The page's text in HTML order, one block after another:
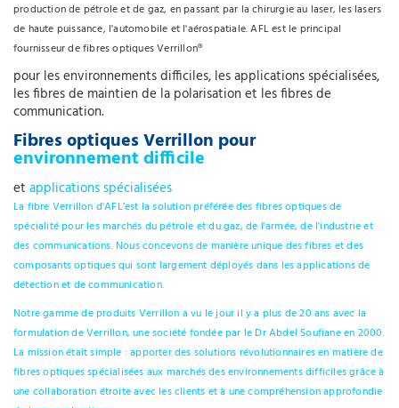
production de pétrole et de gaz, en passant par la chirurgie au laser, les lasers
de haute puissance, l'automobile et l'aérospatiale. AFL est le principal
fournisseur de fibres optiques Verrillon®
pour les environnements difficiles, les applications spécialisées,
les fibres de maintien de la polarisation et les fibres de
communication.
Fibres optiques Verrillon pour
environnement difficile
et applications spécialisées
La fibre Verrillon d'AFL’est la solution préférée des fibres optiques de
spécialité pour les marchés du pétrole et du gaz, de l'armée, de l'industrie et
des communications. Nous concevons de manière unique des fibres et des
composants optiques qui sont largement déployés dans les applications de
détection et de communication.
Notre gamme de produits Verrillon a vu le jour il y a plus de 20 ans avec la
formulation de Verrillon, une société fondée par le Dr Abdel Soufiane en 2000.
La mission était simple : apporter des solutions révolutionnaires en matière de
fibres optiques spécialisées aux marchés des environnements difficiles grâce à
une collaboration étroite avec les clients et à une compréhension approfondie